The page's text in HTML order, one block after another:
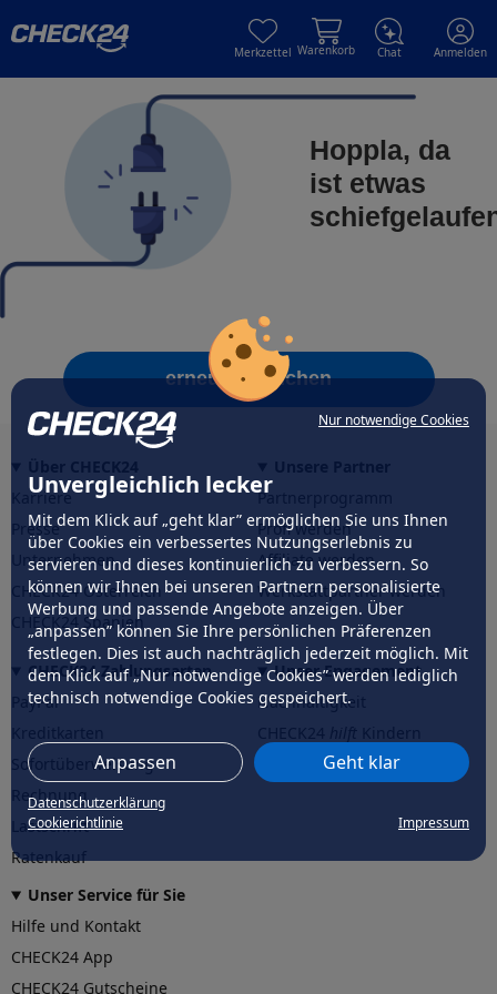
Nur notwendige Cookies
Unvergleichlich lecker
Mit dem Klick auf „geht klar” ermöglichen Sie uns Ihnen
über Cookies ein verbessertes Nutzungserlebnis zu
servieren und dieses kontinuierlich zu verbessern. So
können wir Ihnen bei unseren Partnern personalisierte
Werbung und passende Angebote anzeigen. Über
„anpassen” können Sie Ihre persönlichen Präferenzen
festlegen. Dies ist auch nachträglich jederzeit möglich. Mit
dem Klick auf „Nur notwendige Cookies” werden lediglich
technisch notwendige Cookies gespeichert.
Anpassen Geht klar
Datenschutzerklärung
Cookierichtlinie
Impressum
Merkzettel Warenkorb Chat Anmelden
Hoppla, da
ist etwas
erneut versuchen
Karriere
Presse
Unternehmen
CHECK24 Österreich
CHECK24 Spanien
Partnerprogramm
Profi werden
Affiliate werden
Werkstattpartner werden
CHECK24 Zahlungsarten
PayPal
Sofortüberweisung
Rechnung
Lastschrift
Ratenkauf
Unser Engagement
Nachhaltigkeit
CHECK24hilftder Natur
Unser Service für Sie
Hilfe und Kontakt
CHECK24 App
CHECK24 Gutscheine